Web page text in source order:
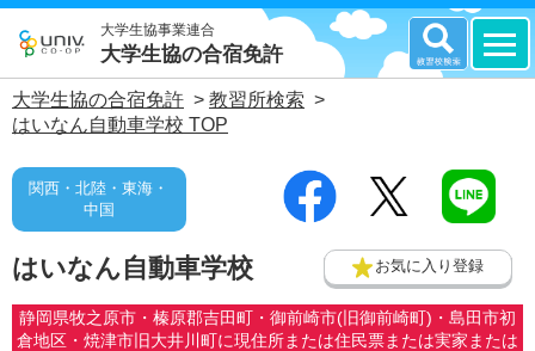
大学生協事業連合
大学生協の合宿免許
大学生協の合宿免許 > 教習所検索 >
はいなん自動車学校 TOP
関西・北陸・東海・
中国
はいなん自動車学校 お気に入り登録
静岡県牧之原市・榛原郡吉田町・御前崎市(旧御前崎町)・島田市初
倉地区・焼津市旧大井川町に現住所または住民票または実家または